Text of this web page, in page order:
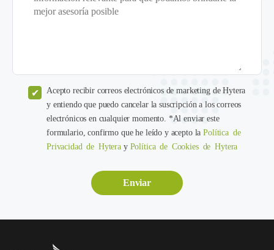
Acepto recibir correos electrónicos de marketing de Hytera
y entiendo que puedo cancelar la suscripción a los correos
electrónicos en cualquier momento. *Al enviar este
formulario, confirmo que he leído y acepto laPolítica de
Privacidad de Hytera y Política de Cookies de Hytera